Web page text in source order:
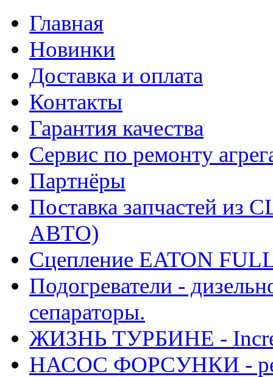
Главная
Новинки
Доставка и оплата
Контакты
Гарантия качества
Сервис по ремонту
Партнёры
Поставка запчастей
АВТО)
Сцепление EATON
Подогреватели -
сепараторы.
ЖИЗНЬ ТУРБИНЕ -
НАСОС ФОРСУНКИ -